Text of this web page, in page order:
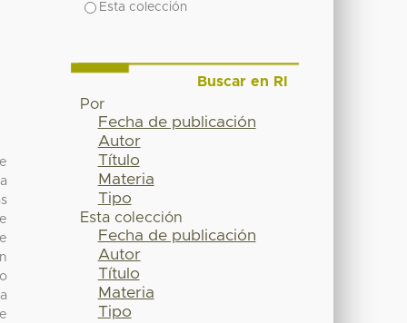
Esta colección
Buscar en RI
Por
Fecha de publicación
Autor
Título
Materia
Tipo
Esta colección
Fecha de publicación
Autor
Título
Materia
Tipo